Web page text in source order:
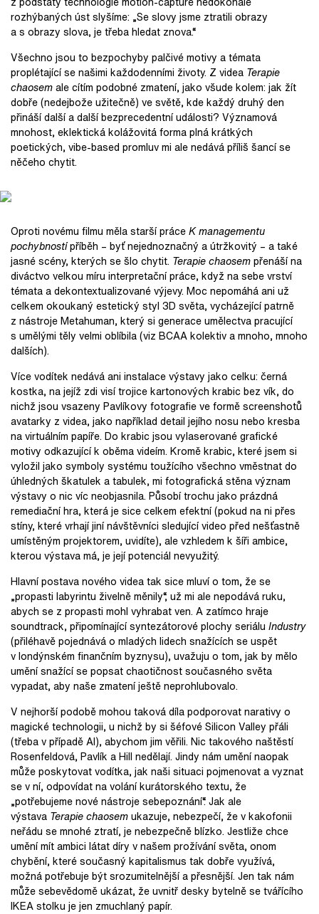
rozhýbaných úst slyšíme: „Se slovy jsme ztratili obrazy
as obrazy slova, je třeba hledat znova.“
Všechno jsou to bezpochyby palčivé motivy a témata
proplétající se našimi každodenními životy. Z videa Terapie
chaosemale cítím podobné zmatení, jako všude kolem: jak žít
dobře (nedejbože užitečně) ve světě, kde každý druhý den
přináší další a další bezprecedentní události? Významová
mnohost, eklektická kolážovitá forma plná krátkých
poetických, vibe-based promluv mi ale nedává příliš šancí se
něčeho chytit.
Oproti novému filmu měla starší práceK managementu
pochybnostípříběh – byť nejednoznačný a útržkovitý – a také
jasné scény, kterých se šlo chytit. Terapie chaosempřenáší na
diváctvo velkou míru interpretační práce, když na sebe vrství
témata a dekontextualizované výjevy. Moc nepomáhá ani už
celkem okoukaný estetický styl 3D světa, vycházející patrně
z nástroje Metahuman, který si generace umělectva pracující
s umělými těly velmi oblíbila (viz BCAA kolektiv a mnoho, mnoho
dalších).
Více vodítek nedává ani instalace výstavy jako celku: černá
kostka, na jejíž zdi visí trojice kartonových krabic bez vík, do
nichž jsou vsazeny Pavlíkovy fotografie ve formě screenshotů
avatarky z videa, jako například detail jejího nosu nebo kresba
na virtuálním papíře. Do krabic jsou vylaserované grafické
motivy odkazující k oběma videím. Kromě krabic, které jsem si
vyložil jako symboly systému toužícího všechno vměstnat do
úhledných škatulek a tabulek, mi fotografická stěna význam
výstavy o nic víc neobjasnila. Působí trochu jako prázdná
remediační hra, která je sice celkem efektní (pokud na ni přes
stíny, které vrhají jiní návštěvníci sledující video před nešťastně
umístěným projektorem, uvidíte), ale vzhledem k šíři ambice,
kterou výstava má, je její potenciál nevyužitý.
Hlavní postava nového videa tak sice mluví o tom, že se
„propasti labyrintu živelně měnily“, už mi ale nepodává ruku,
abych se z propasti mohl vyhrabat ven. A zatímco hraje
soundtrack, připomínající syntezátorové plochy seriálu Industry
(přiléhavě pojednává o mladých lidech snažících se uspět
v londýnském finančním byznysu), uvažuju o tom, jak by mělo
umění snažící se popsat chaotičnost současného světa
vypadat, aby naše zmatení ještě neprohlubovalo.
V nejhorší podobě mohou taková díla podporovat narativy o
magické technologii, u nichž by si šéfové Silicon Valley přáli
(třeba v případě AI), abychom jim věřili. Nic takového naštěstí
Rosenfeldová, Pavlík a Hill nedělají. Jindy nám umění naopak
může poskytovat vodítka, jak naši situaci pojmenovat a vyznat
se v ní, odpovídat na volání kurátorského textu, že
„potřebujeme nové nástroje sebepoznání“. Jak ale
výstava Terapie chaosemukazuje, nebezpečí, že v kakofonii
neřádu se mnohé ztratí, je nebezpečně blízko. Jestliže chce
umění mít ambici látat díry v našem prožívání světa, onom
chybění, které současný kapitalismus tak dobře využívá,
možná potřebuje být srozumitelnější a přesnější. Jen tak nám
může sebevědomě ukázat, že uvnitř desky bytelně se tvářícího
IKEA stolku je jen zmuchlaný papír.